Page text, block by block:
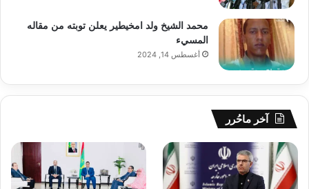
محمد الشيخ ولد امخيطير يعلن توبته من مقاله
المسيء
أغسطس 14, 2024
آخر ماحُرر